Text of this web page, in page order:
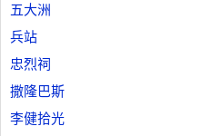
五大洲
兵站
忠烈祠
撒隆巴斯
李健拾光